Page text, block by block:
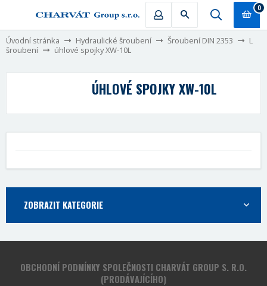
0
Úvodní stránka Hydraulické šroubení Šroubení DIN 2353
L
šroubení
úhlové spojky XW-10L
ÚHLOVÉ SPOJKY XW-10L
ZOBRAZIT KATEGORIE
OBCHODNÍ PODMÍNKY SPOLEČNOSTI CHARVÁT GROUP S. R.O.
(PRODÁVAJÍCÍHO)